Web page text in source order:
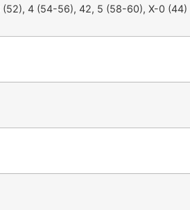
(52), 4 (54-56), 42, 5 (58-60), X-0 (44)